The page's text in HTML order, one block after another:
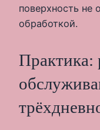
поверхность не
обработкой.
Практика: